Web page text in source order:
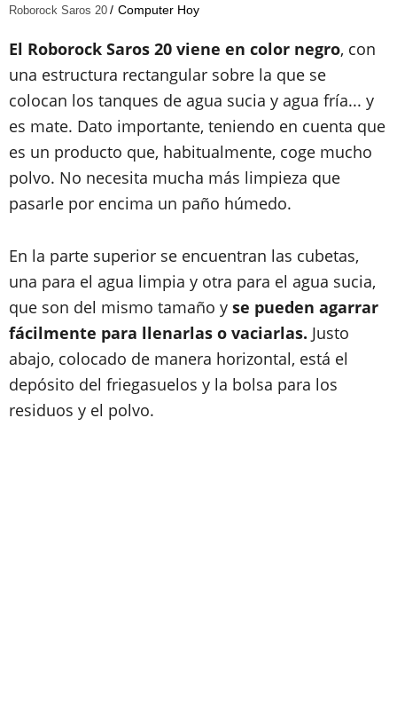
Roborock Saros 20 Computer Hoy
El Roborock Saros 20 viene en color negro, con
una estructura rectangular sobre la que se
colocan los tanques de agua sucia y agua fría... y
es mate. Dato importante, teniendo en cuenta que
es un producto que, habitualmente, coge mucho
polvo. No necesita mucha más limpieza que
pasarle por encima un paño húmedo.
En la parte superior se encuentran las cubetas,
una para el agua limpia y otra para el agua sucia,
que son del mismo tamaño y se pueden agarrar
fácilmente para llenarlas o vaciarlas. Justo
abajo, colocado de manera horizontal, está el
depósito del friegasuelos y la bolsa para los
residuos y el polvo.